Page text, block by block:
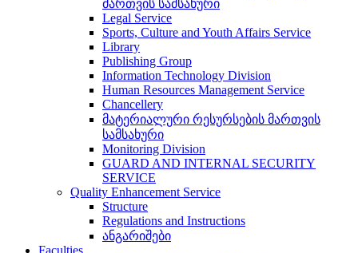
მართვის სამსახური
Legal Service
Sports, Culture and Youth Affairs Service
Library
Publishing Group
Information Technology Division
Human Resources Management Service
Chancellery
მატერიალური რესურსების მართვის
სამსახური
Monitoring Division
GUARD AND INTERNAL SECURITY
SERVICE
Quality Enhancement Service
Structure
Regulations and Instructions
ანგარიშები
Faculties